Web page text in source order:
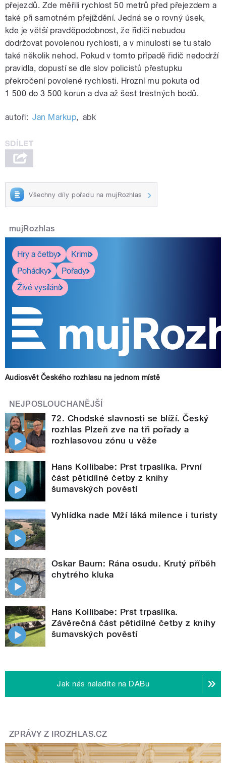
přejezdů. Zde měřili rychlost 50 metrů před přejezdem a
také při samotném přejíždění. Jedná se o rovný úsek,
kde je větší pravděpodobnost, že řidiči nebudou
dodržovat povolenou rychlosti, a v minulosti se tu stalo
také několik nehod. Pokud v tomto případě řidič nedodrží
pravidla, dopustí se dle slov policistů přestupku
překročení povolené rychlosti. Hrozní mu pokuta od
1 500 do 3 500 korun a dva až šest trestných bodů.
autoři: Jan Markup, abk
Všechny díly pořadu na mujRozhlas
mujRozhlas
Hry a četby
Krimi
Pohádky
Pořady
Živé vysílání
Audiosvět Českého rozhlasu na jednom místě
NEJPOSLOUCHANĚJŠÍ
72. Chodské slavnosti se blíží. Český
rozhlas Plzeň zve na tři pořady a
rozhlasovou zónu u věže
Hans Kollibabe: Prst trpaslíka. První
část pětidílné četby z knihy
šumavských pověstí
Vyhlídka nade Mží láká milence i turisty
Oskar Baum: Rána osudu. Krutý příběh
chytrého kluka
Hans Kollibabe: Prst trpaslíka.
Závěrečná část pětidílné četby z knihy
šumavských pověstí
Jak nás naladíte na DABu
ZPRÁVY Z IROZHLAS.CZ